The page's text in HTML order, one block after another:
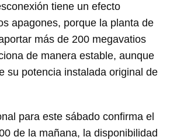
tiene un efecto
apagones, porque la planta de
más de 200 megavatios
de manera estable, aunque
su potencia instalada original de
para este sábado confirma el
de la mañana, la disponibilidad